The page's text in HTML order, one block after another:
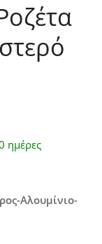
ημέρες
Αλουμίνιο-